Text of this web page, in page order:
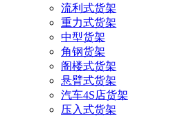
流利式货架
重力式货架
中型货架
角钢货架
阁楼式货架
悬臂式货架
汽车4S店货架
压入式货架